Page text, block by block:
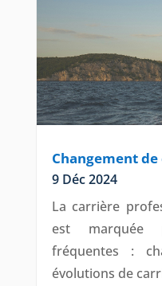
Changement de
9 Déc 2024
La carrière
est marquée
fréquentes :
évolutions de